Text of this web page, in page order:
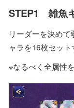
STEP1 雑魚
リーダーを決め
ャラを16枚セット
※なるべく全属性